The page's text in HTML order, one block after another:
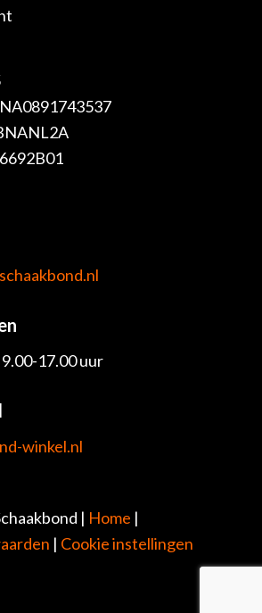
17.00 uur
winkel.nl
| Home |
| Cookie instellingen